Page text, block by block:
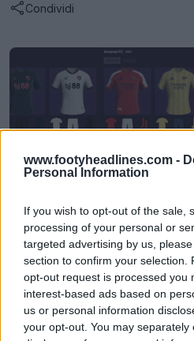
www.footyheadlines.com -
Personal Information
If you wish to opt-out of the sale,
processing of your personal or
targeted advertising by us,
section to confirm your selection.
opt-out request is processed you
interest-based ads based on
us or personal information
your opt-out. You may
Condividi
Generatore di kit in massa
in pochi secondi
UFFICIALE FM Kit Creator